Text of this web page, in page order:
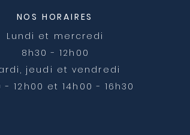
NOS HORAIRES
Lundi et mercredi
8h30 - 12h00
jeudi et vendredi
- 12h00 et 14h00 - 16h30